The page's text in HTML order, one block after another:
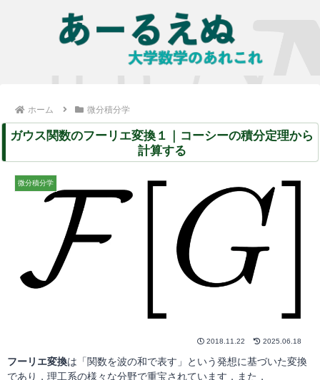
ホーム 微分積分学
ガウス関数のフーリエ変換１｜コーシーの積分定理から
計算する
微分積分学
2018.11.22 2025.06.18
フーリエ変換は「関数を波の和で表す」という発想に基づいた変換
であり，理工系の様々な分野で重宝されています．また，